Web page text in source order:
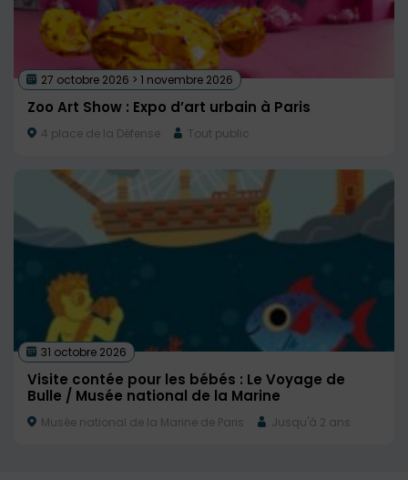
27 octobre 2026 > 1 novembre 2026
Zoo Art Show : Expo d’art urbain à Paris
4 place de la Défense Tout public
31 octobre 2026
Visite contée pour les bébés : Le Voyage de
Bulle / Musée national de la Marine
Musée national de la Marine de Paris Jusqu'à 2 ans